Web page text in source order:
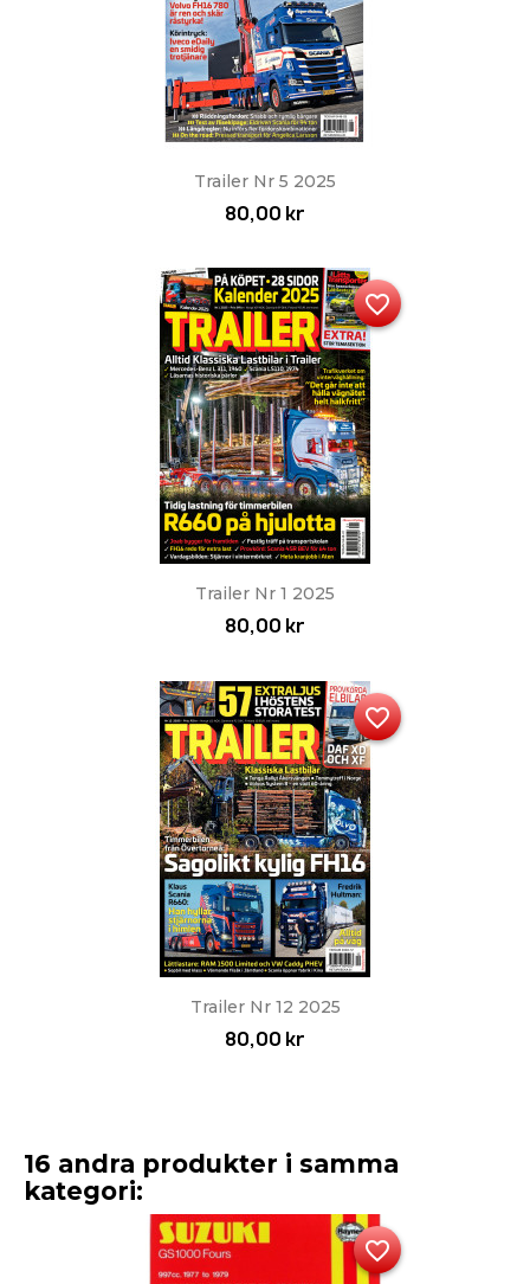
Trailer Nr 5 2025
80,00 kr
Trailer Nr 1 2025
80,00 kr
favorite_border
Trailer Nr 12 2025
80,00 kr
favorite_border
16 andra produkter i samma
kategori:
favorite_border